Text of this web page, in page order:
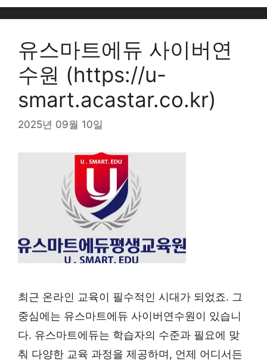
유스마트에듀 사이버연
수원 (https://u-
smart.acastar.co.kr)
2025년 09월 10일
최근 온라인 교육이 필수적인 시대가 되었죠. 그
중심에는 유스마트에듀 사이버연수원이 있습니
다. 유스마트에듀는 학습자의 수준과 필요에 맞
춰 다양한 교육 과정을 제공하며, 언제 어디서든